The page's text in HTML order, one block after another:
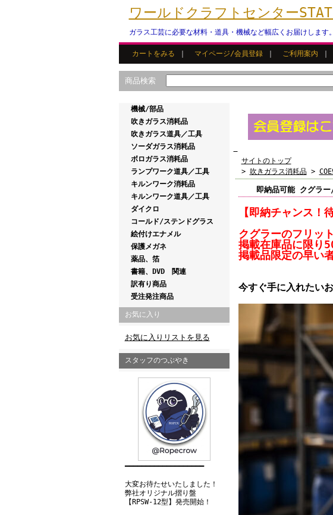
ワールドクラフトセンター
ガラス工芸に必要な材料・道具・機械など幅広くお届けします。
カートをみる マイページ/会員登録｜ ご利用案内
商品検索
機械/部品
吹きガラス消耗品
吹きガラス道具／工具
ソーダガラス消耗品
ボロガラス消耗品
ランプワーク道具／工具
キルンワーク消耗品
キルンワーク道具／工具
ダイクロ
コールド/ステンドグラス
絵付けエナメル
保護メガネ
薬品、箔
書籍、DVD 関連
訳有り商品
受注発注商品
お気に入り
お気に入りリストを見る
スタッフのつぶやき
━━━━━━━━━━━━━━━━━━━
大変お待たせいたしました！
弊社オリジナル摺り盤
【RPSW-12型】発売開始！
サイトのトップ
> 吹きガラス消耗品>
即納品可能 クグラ
【即納チャンス！
クグラーのフリッ
掲載在庫品に限り
掲載品限定の早い
今すぐ手に入れたい